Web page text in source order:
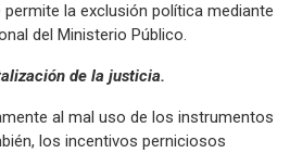
la exclusión política mediante
del Ministerio Público.
de la justicia.
al mal uso de los instrumentos
los incentivos perniciosos